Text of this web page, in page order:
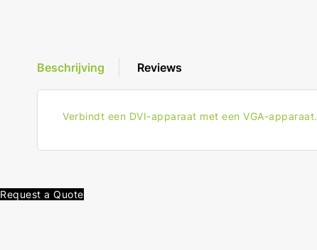
Beschrijving Reviews
Verbindt een DVI-apparaat met een VGA-apparaat.
Request a Quote